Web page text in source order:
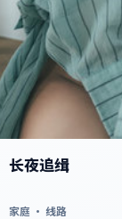
长夜追缉
家庭 · 线路